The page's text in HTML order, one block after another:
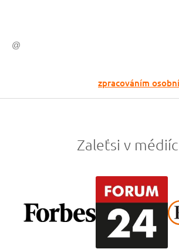
zpracováním
Zaleťsi v